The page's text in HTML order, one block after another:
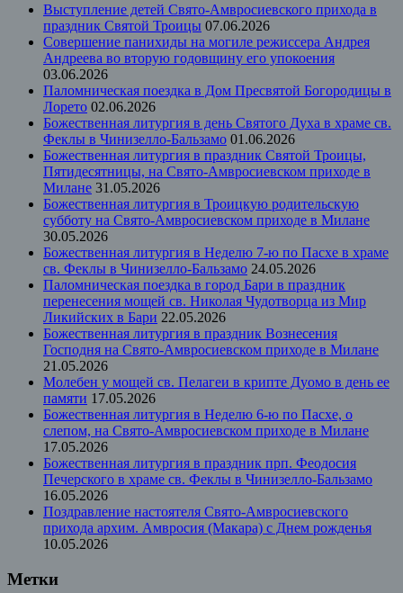
Выступление детей Свято-Амвросиевского прихода в
праздник Святой Троицы 07.06.2026
Совершение панихиды на могиле режиссера Андрея
Андреева во вторую годовщину его упокоения
03.06.2026
Паломническая поездка в Дом Пресвятой Богородицы в
Лорето 02.06.2026
Божественная литургия в день Святого Духа в храме св.
Феклы в Чинизелло-Бальзамо 01.06.2026
Божественная литургия в праздник Святой Троицы,
Пятидесятницы, на Свято-Амвросиевском приходе в
Милане 31.05.2026
Божественная литургия в Троицкую родительскую
субботу на Свято-Амвросиевском приходе в Милане
30.05.2026
Божественная литургия в Неделю 7-ю по Пасхе в храме
св. Феклы в Чинизелло-Бальзамо 24.05.2026
Паломническая поездка в город Бари в праздник
перенесения мощей св. Николая Чудотворца из Мир
Ликийских в Бари 22.05.2026
Божественная литургия в праздник Вознесения
Господня на Свято-Амвросиевском приходе в Милане
21.05.2026
Молебен у мощей св. Пелагеи в крипте Дуомо в день ее
памяти 17.05.2026
Божественная литургия в Неделю 6-ю по Пасхе, о
слепом, на Свято-Амвросиевском приходе в Милане
17.05.2026
Божественная литургия в праздник прп. Феодосия
Печерского в храме св. Феклы в Чинизелло-Бальзамо
16.05.2026
Поздравление настоятеля Свято-Амвросиевского
прихода архим. Амвросия (Макара) с Днем рожденья
10.05.2026
Метки